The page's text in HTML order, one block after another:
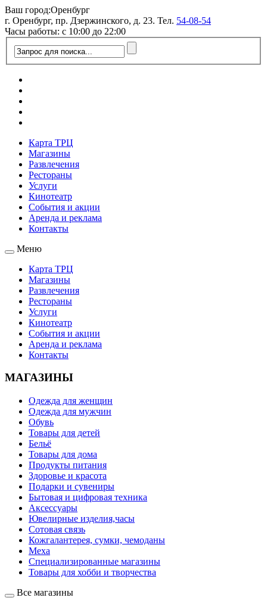
Ваш город:Оренбург
г. Оренбург, пр. Дзержинского, д. 23. Тел. 54-08-54
Часы работы: с 10:00 до 22:00
Карта ТРЦ
Магазины
Развлечения
Рестораны
Услуги
Кинотеатр
События и акции
Аренда и реклама
Контакты
Меню
Карта ТРЦ
Магазины
Развлечения
Рестораны
Услуги
Кинотеатр
События и акции
Аренда и реклама
Контакты
МАГАЗИНЫ
Одежда для женщин
Одежда для мужчин
Обувь
Товары для детей
Бельё
Товары для дома
Продукты питания
Здоровье и красота
Подарки и сувениры
Бытовая и цифровая техника
Аксессуары
Ювелирные изделия,часы
Сотовая связь
Кожгалантерея, сумки, чемоданы
Меха
Специализированные магазины
Товары для хобби и творчества
Все магазины